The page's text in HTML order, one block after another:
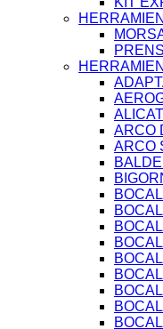
ARCO
ARCO